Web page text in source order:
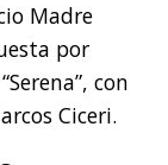
Madre
por
con
Ciceri.